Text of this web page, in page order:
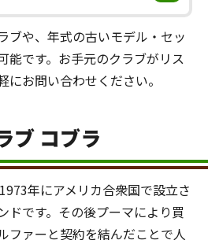
ブや、年式の古いモデル・セッ
能です。お手元のクラブがリス
にお問い合わせください。
ブ コブラ
年にアメリカ合衆国で設立さ
ドです。その後プーマにより買
ファーと契約を結んだことで人